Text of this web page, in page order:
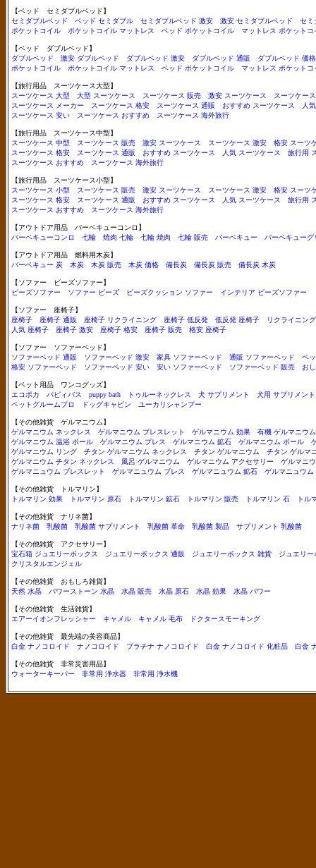
【ベッド セミダブルベッド】
セミダブルベッド
ベッド セミダブル セミダブルベッド 激安 激安 セミダブルベッド
セミ
ポケットコイル
ポケットコイル マットレス ベッド ポケットコイル マットレス ポケットコ
【ベッド ダブルベッド】
ダブルベッド
激安 ダブルベッド ダブルベッド 激安 ダブルベッド 通販
ダブルベッド 価格
ポケットコイル
ポケットコイル マットレス ベッド ポケットコイル マットレス ポケットコ
【旅行用品 スーツケース大型】
スーツケース 大型
大型 スーツケース スーツケース 販売 激安 スーツケース
スーツケー
スーツケース メーカー
スーツケース 格安 スーツケース 通販 おすすめ スーツケース
人
スーツケース 安い
スーツケース おすすめ スーツケース 海外旅行
【旅行用品 スーツケース中型】
スーツケース 中型
スーツケース 販売 激安 スーツケース スーツケース 激安
格安 スーツ
スーツケース 格安
スーツケース 通販 おすすめ スーツケース 人気 スーツケース
旅行用
スーツケース おすすめ
スーツケース 海外旅行
【旅行用品 スーツケース小型】
スーツケース 小型
スーツケース 販売 激安 スーツケース スーツケース 激安
格安 スーツ
スーツケース 格安
スーツケース 通販 おすすめ スーツケース 人気 スーツケース
旅行用
スーツケース おすすめ
スーツケース 海外旅行
【アウトドア用品 バーベキューコンロ】
バーベキューコンロ
七輪 焼肉 七輪 七輪 焼肉 七輪 販売 バーベキュー バーベキューグ
【アウトドア用品 燃料用木炭】
バーベキュー 炭
木炭 木炭 販売 木炭 価格 備長炭 備長炭 販売 備長炭 木炭
【ソファー ビーズソファー】
ビーズソファー
ソファー ビーズ ビーズクッション ソファー インテリア ビーズソファー
【ソファー 座椅子】
座椅子
座椅子 通販 座椅子 リクライニング 座椅子 低反発 低反発 座椅子
リクライニン
人気 座椅子
座椅子 激安 座椅子 格安 座椅子 販売 格安 座椅子
【ソファー ソファーベッド】
ソファーベッド 通販
ソファーベッド 激安 家具 ソファーベッド 通販 ソファーベッド
ベ
格安 ソファーベッド
ソファーベッド 安い 安い ソファーベッド ソファーベッド 販売 お
【ペット用品 ワンコグッズ】
エコポカ
パピィバス puppy bath トゥルーネックレス 犬 サプリメント
犬用 サプリメント
ペットグルームプロ
ドッグキャビン ユーカリシャンプー
【その他雑貨 ゲルマニウム】
ゲルマニウム ネックレス
ゲルマニウム ブレスレット ゲルマニウム 効果
有機 ゲルマニウム
ゲルマニウム 温浴 ボール
ゲルマニウム ブレス ゲルマニウム 鉱石 ゲルマニウム ボール
ゲルマニウム リング
チタン ゲルマニウム ネックレス チタン ゲルマニウム
チタン ゲルマ
ゲルマニウム チタン ネックレス
風呂 ゲルマニウム ゲルマニウム アクセサリー
ゲルマニ
ゲルマニュウム ブレスレット
ゲルマニュウム ブレス ゲルマニュウム 鉱石 ゲルマニュウム
【その他雑貨 トルマリン】
トルマリン 効果
トルマリン 原石 トルマリン 鉱石 トルマリン 販売 トルマリン 石 トル
【その他雑貨 ナリネ菌】
ナリネ菌
乳酸菌 乳酸菌 サプリメント 乳酸菌 革命 乳酸菌 製品 サプリメント 乳酸菌
【その他雑貨 アクセサリー】
宝石箱 ジュエリーボックス
ジュエリーボックス 通販 ジュエリーボックス 雑貨
ジュエリ
クリスタルエンジェル
【その他雑貨 おもしろ雑貨】
天然 水晶
パワーストーン 水晶 水晶 販売 水晶 原石 水晶 効果 水晶 パワー
【その他雑貨 生活雑貨】
エアーイオンフレッシャー
キャメル キャメル 毛布 ドクタースモーキング
【その他雑貨 最先端の美容商品】
白金 ナノコロイド
ナノコロイド プラチナ ナノコロイド 白金 ナノコロイド 化粧品 白金
【その他雑貨 非常災害用品】
ウォーターキーパー
非常用 浄水器 非常用 浄水機